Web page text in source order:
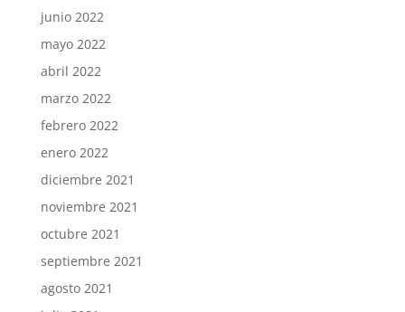
junio 2022
mayo 2022
abril 2022
marzo 2022
febrero 2022
enero 2022
diciembre 2021
noviembre 2021
octubre 2021
septiembre 2021
agosto 2021